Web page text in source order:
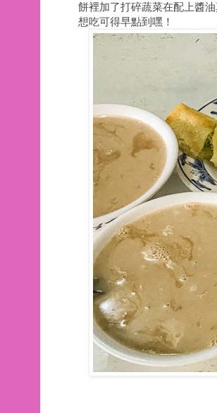
餅裡加了打碎蔬菜在配上醬
想吃可得早點到嘿！